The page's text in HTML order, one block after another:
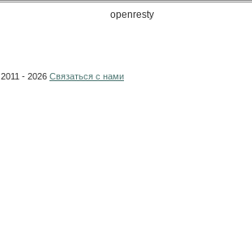
openresty
. 2011 - 2026 Связаться с нами